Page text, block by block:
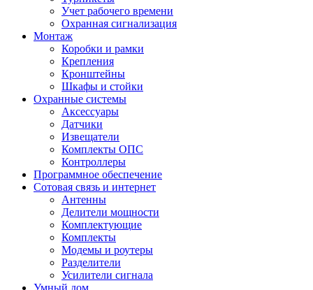
Учет рабочего времени
Охранная сигнализация
Монтаж
Коробки и рамки
Крепления
Кронштейны
Шкафы и стойки
Охранные системы
Аксессуары
Датчики
Извещатели
Комплекты ОПС
Контроллеры
Программное обеспечение
Сотовая связь и интернет
Антенны
Делители мощности
Комплектующие
Комплекты
Модемы и роутеры
Разделители
Усилители сигнала
Умный дом